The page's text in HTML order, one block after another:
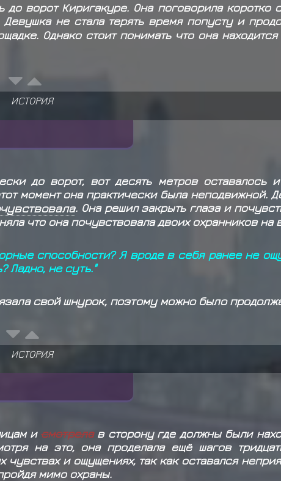
до ворот Киригакуре. Она поговорила
не стала терять время попусту и
Однако стоит понимать что она
ИСТОРИЯ
до ворот, вот десять метров
момент она практически была неподвижной.
. Она решил закрыть глаза и
что она почувствовала двоих охранников на
способности? Я вроде в себя ранее не
Ладно, не суть."
свой шнурок, поэтому можно было
ИСТОРИЯ
и смотрелав сторону где должны были
на это, она проделала ещё шагов
чувствах и ощущениях, так как оставался
мимо охраны.